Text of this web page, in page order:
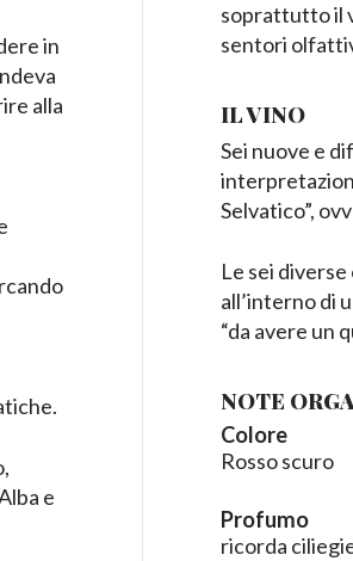
in
alla
e
soprattutto il
sentori
IL VINO
Sei nuove e
Selvatico”,
Le sei
all’interno di
“da avere un
NOTE
Colore
Rosso scuro
Profumo
ricorda